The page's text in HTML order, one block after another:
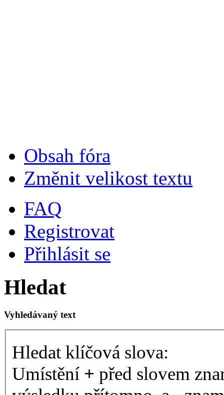
Obsah fóra
Změnit velikost textu
FAQ
Registrovat
Přihlásit se
Hledat
Vyhledávaný text
Hledat klíčová slova:
Umístění + před slovem